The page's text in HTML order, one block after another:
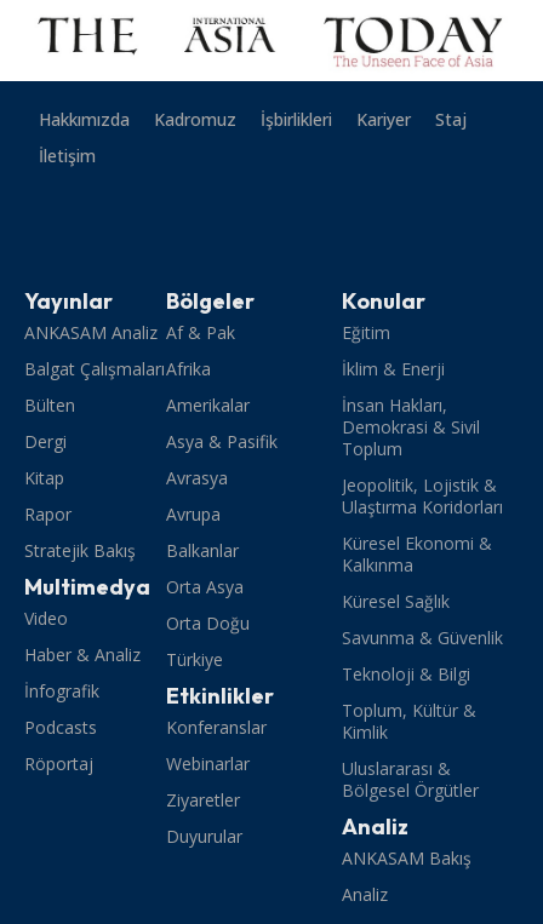
Hakkımızda Kadromuz İşbirlikleri Kariyer
Staj
İletişim
Yayınlar
ANKASAM Analiz
Balgat Çalışmaları
Bülten
Dergi
Kitap
Rapor
Stratejik Bakış
Multimedya
Video
Haber & Analiz
İnfografik
Podcasts
Röportaj
Bölgeler
Af & Pak
Afrika
Amerikalar
Asya & Pasifik
Avrasya
Avrupa
Balkanlar
Orta Asya
Orta Doğu
Türkiye
Etkinlikler
Konferanslar
Webinarlar
Ziyaretler
Duyurular
Konular
Eğitim
İklim & Enerji
İnsan Hakları,
Demokrasi & Sivil
Toplum
Jeopolitik, Lojistik &
Ulaştırma Koridorları
Küresel Ekonomi &
Kalkınma
Küresel Sağlık
Savunma & Güvenlik
Teknoloji & Bilgi
Toplum, Kültür &
Kimlik
Uluslararası &
Bölgesel Örgütler
Analiz
ANKASAM Bakış
Analiz